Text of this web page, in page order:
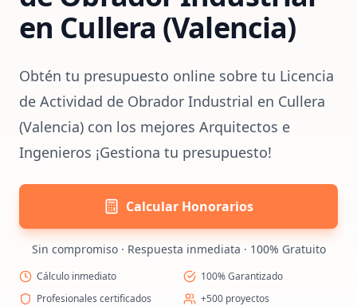
en Cullera (Valencia)
Obtén tu presupuesto online sobre tu Licencia
de Actividad de Obrador Industrial en Cullera
(Valencia) con los mejores Arquitectos e
Ingenieros ¡Gestiona tu presupuesto!
Calcular Honorarios
Sin compromiso · Respuesta inmediata · 100% Gratuito
Cálculo inmediato
100% Garantizado
Profesionales certificados
+500 proyectos